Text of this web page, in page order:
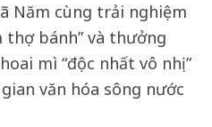
Năm cùng trải nghiệm
bánh” và thưởng
mì “độc nhất vô nhị”
văn hóa sông nước